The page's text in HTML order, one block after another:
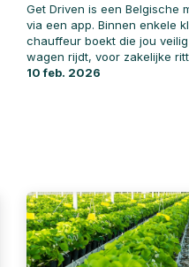
Get Driven is een Belgische
via een app. Binnen enkele
chauffeur boekt die jou
wagen rijdt, voor zakelijke
10 feb. 2026